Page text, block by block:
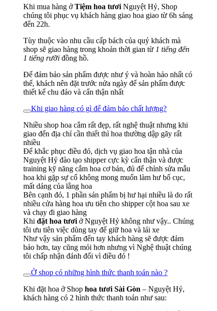
Khi mua hàng ởTiệm hoa tươi Nguyệt Hỷ, Shop
chúng tôi phục vụ khách hàng giao hoa giao từ 6h sáng
đến 22h.
Tùy thuộc vào nhu cầu cấp bách của quý khách mà
shop sẽ giao hàng trong khoản thời gian từ 1 tiếng đến
1 tiếng rưỡi đồng hồ.
Để đảm bảo sản phẩm được như ý và hoàn hảo nhất có
thể, khách nên đặt trước nửa ngày để sản phẩm được
thiết kế chu đáo và cẩn thận nhất
Khi giao hàng có gì để đảm bảo chất lượng?
Nhiều shop hoa cắm rất đẹp, rất nghệ thuật nhưng khi
giao đến địa chỉ cần thiết thì hoa thường dập gãy rất
nhiều
Để khắc phục điều đó, dịch vụ giao hoa tận nhà của
Nguyệt Hỷ đào tạo shipper cực kỳ cẩn thận và được
training kỹ năng cắm hoa cơ bản, đủ để chỉnh sửa mẫu
hoa khi gặp sự cố không mong muốn làm hư bố cục,
mất dáng của lẵng hoa
Bên cạnh đó, 1 phần sản phẩm bị hư hại nhiều là do rất
nhiều cửa hàng hoa ưu tiên cho shipper cột hoa sau xe
và chạy đi giao hàng
Khi đặt hoa tươi ở Nguyệt Hỷ không như vậy.. Chúng
tôi ưu tiên việc dùng tay để giữ hoa và lái xe
Như vậy sản phẩm đến tay khách hàng sẽ được đảm
bảo hơn, tay cũng mỏi hơn nhưng vì Nghệ thuật chúng
tôi chấp nhận đánh đổi vì điều đó !
Ở shop có những hình thức thanh toán nào ?
Khi đặt hoa ở Shop hoa tươi Sài Gòn – Nguyệt Hỷ,
khách hàng có 2 hình thức thanh toán như sau: